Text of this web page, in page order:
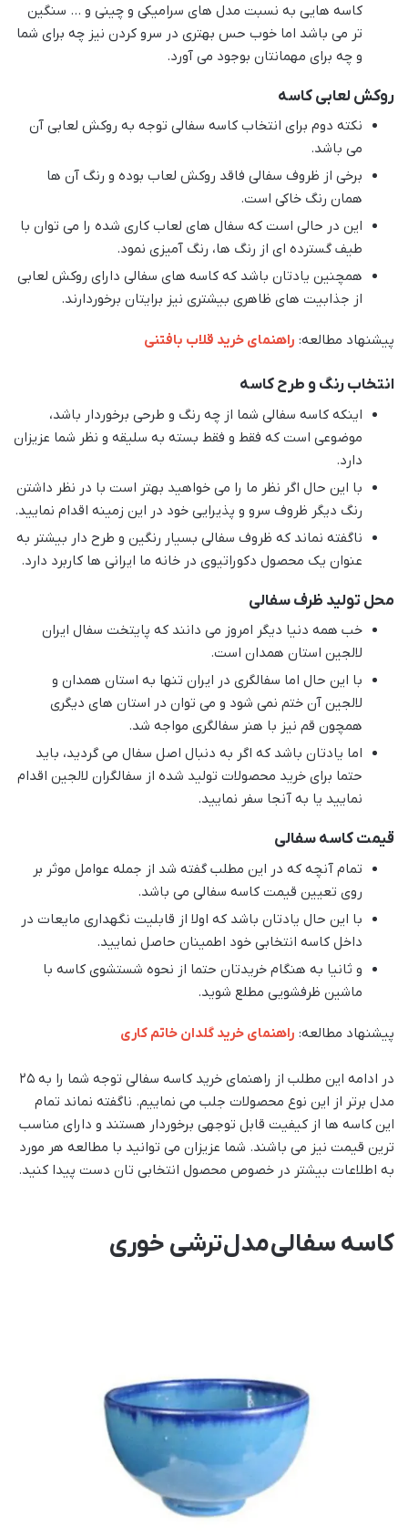
کاسه هایی به نسبت مدل های سرامیکی و چینی و … سنگین
تر می باشد اما خوب حس بهتری در سرو کردن نیز چه برای شما
و چه برای مهمانتان بوجود می آورد.
روکش لعابی کاسه
نکته دوم برای انتخاب کاسه سفالی توجه به روکش لعابی آن
می باشد.
برخی از ظروف سفالی فاقد روکش لعاب بوده و رنگ آن ها
همان رنگ خاکی است.
این در حالی است که سفال های لعاب کاری شده را می توان با
طیف گسترده ای از رنگ ها، رنگ آمیزی نمود.
همچنین یادتان باشد که کاسه های سفالی دارای روکش لعابی
از جذابیت های ظاهری بیشتری نیز برایتان برخوردارند.
پیشنهاد مطالعه: راهنمای خرید قلاب بافتنی
انتخاب رنگ و طرح کاسه
اینکه کاسه سفالی شما از چه رنگ و طرحی برخوردار باشد،
موضوعی است که فقط و فقط بسته به سلیقه و نظر شما عزیزان
دارد.
با این حال اگر نظر ما را می خواهید بهتر است با در نظر داشتن
رنگ دیگر ظروف سرو و پذیرایی خود در این زمینه اقدام نمایید.
ناگفته نماند که ظروف سفالی بسیار رنگین و طرح دار بیشتر به
عنوان یک محصول دکوراتیوی در خانه ما ایرانی ها کاربرد دارد.
محل تولید ظرف سفالی
خب همه دنیا دیگر امروز می دانند که پایتخت سفال ایران
لالجین استان همدان است.
با این حال اما سفالگری در ایران تنها به استان همدان و
لالجین آن ختم نمی شود و می توان در استان های دیگری
همچون قم نیز با هنر سفالگری مواجه شد.
اما یادتان باشد که اگر به دنبال اصل سفال می گردید، باید
حتما برای خرید محصولات تولید شده از سفالگران لالجین اقدام
نمایید یا به آنجا سفر نمایید.
قیمت کاسه سفالی
تمام آنچه که در این مطلب گفته شد از جمله عوامل موثر بر
روی تعیین قیمت کاسه سفالی می باشد.
با این حال یادتان باشد که اولا از قابلیت نگهداری مایعات در
داخل کاسه انتخابی خود اطمینان حاصل نمایید.
و ثانیا به هنگام خریدتان حتما از نحوه شستشوی کاسه با
ماشین ظرفشویی مطلع شوید.
پیشنهاد مطالعه: راهنمای خرید گلدان خاتم کاری
در ادامه این مطلب از راهنمای خرید کاسه سفالی توجه شما را به ۲۵
مدل برتر از این نوع محصولات جلب می نماییم. ناگفته نماند تمام
این کاسه ها از کیفیت قابل توجهی برخوردار هستند و دارای مناسب
ترین قیمت نیز می باشند. شما عزیزان می توانید با مطالعه هر مورد
به اطلاعات بیشتر در خصوص محصول انتخابی تان دست پیدا کنید.
کاسه سفالی مدل ترشی خوری